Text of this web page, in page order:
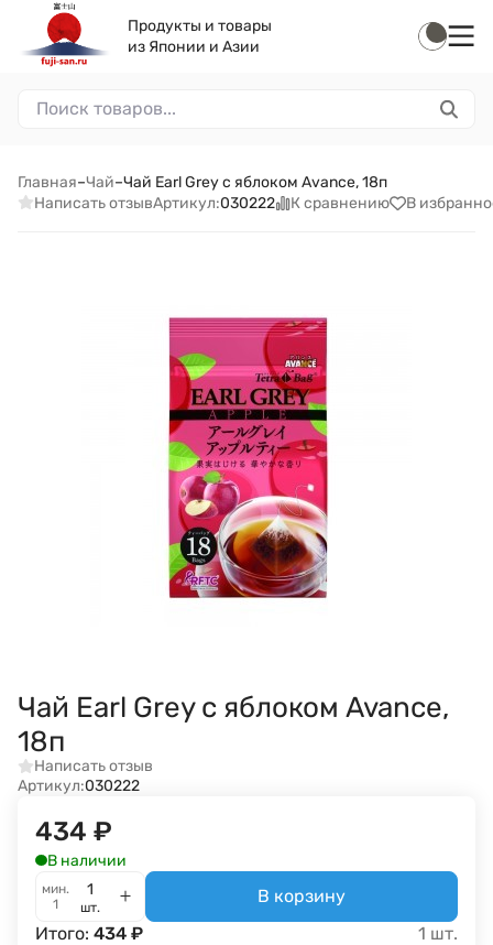
Продукты и товары
из Японии и Азии
Главная–Чай–Чай Earl Grey с яблоком Avance, 18п
Написать отзывАртикул:030222 К сравнению В
Чай Earl Grey с яблоком Avance,
18п
Написать отзыв
Артикул:030222
434 ₽
В наличии
мин.
1
шт.
В корзину
Итого: 434 ₽ 1 шт.